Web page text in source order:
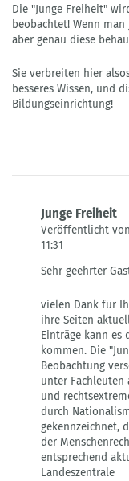
Die "Junge Freiheit"
beobachtet! Wenn
aber genau diese
Sie verbreiten hier
besseres Wissen, und
Bildungseinrichtung!
Junge Freiheit
Veröffentlicht
11:31
auf
Freiheit
von
Gast
Sehr geehrter
vielen Dank für
ihre Seiten
Einträge kann es
kommen. Die
Beobachtung
unter Fachleuten
und
durch
gekennzeichnet,
der
entsprechend
Landeszentrale